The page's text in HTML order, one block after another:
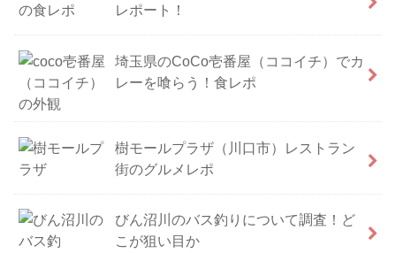
レポート！
埼玉県のCoCo壱番屋（ココイチ）でカ
レーを喰らう！食レポ
樹モールプラザ（川口市）レストラン
街のグルメレポ
びん沼川のバス釣りについて調査！ど
こが狙い目か